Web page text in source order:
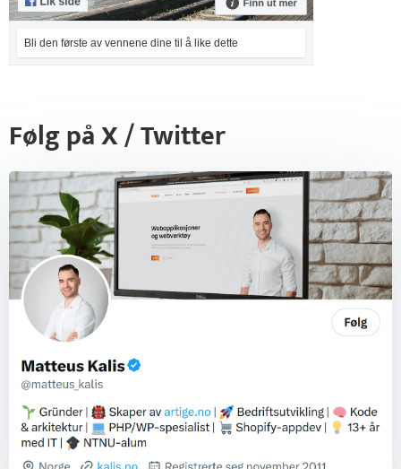
Bli den første av vennene dine til å like dette
Følg på X / Twitter